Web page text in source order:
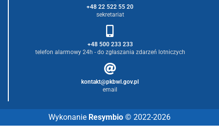
+48 22 522 55 20
sekretariat
+48 500 233 233
telefon alarmowy 24h - do zgłaszania zdarzeń lotniczych
kontakt@pkbwl.gov.pl
email
Wykonanie Resymbio © 2022-2026